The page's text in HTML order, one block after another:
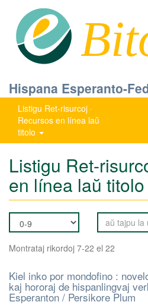
Hispana Esperanto-
Listigu Ret-risurcoj ·
Recursos en línea laŭ
titolo
Listigu Ret-
en línea laŭ titolo
Montrataj rikordoj 7-22 el 22
Kiel inko por mondofino :
kaj hororaj de hispanlingvaj
Esperanton / Persikore Plum